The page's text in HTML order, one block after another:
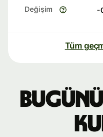
Değişim -
Tüm